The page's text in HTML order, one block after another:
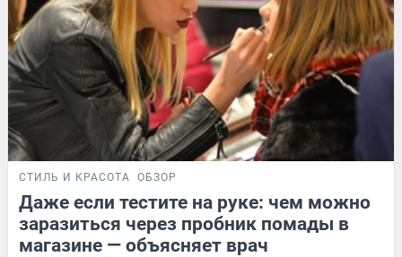
СТИЛЬ И КРАСОТА ОБЗОР
Даже если тестите на руке: чем можно
заразиться через пробник помады в
магазине — объясняет врач